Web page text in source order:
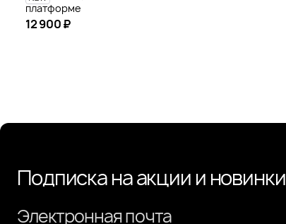
платформе
12 900 ₽
Подписка на акции и новинки